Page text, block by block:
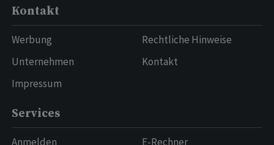
Kontakt
Werbung
Unternehmen
Impressum
Rechtliche Hinweise
Kontakt
Services
Anmelden
E-Rechner